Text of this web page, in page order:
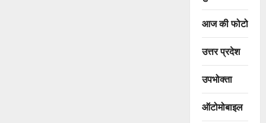
आज की फोटो
उत्तर प्रदेश
उपभोक्ता
ऑटोमोबाइल